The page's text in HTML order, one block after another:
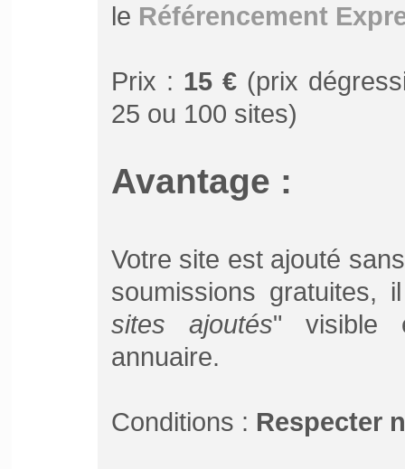
le Référencement
Prix : 15 €(prix
25 ou 100 sites)
Avantage :
Votre site est ajouté
soumissions
sites ajoutés" visible
annuaire.
Conditions : Respecter